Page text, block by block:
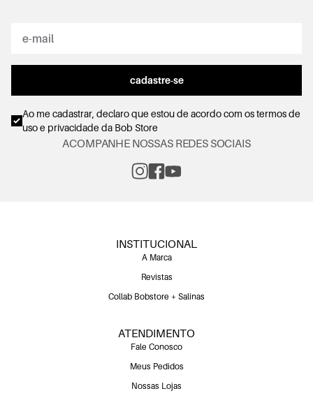
cadastre-se
Ao me cadastrar, declaro que estou de acordo com ostermos de
uso e privacidadeda Bob Store
ACOMPANHE NOSSAS REDES SOCIAIS
INSTITUCIONAL
A Marca
Revistas
Collab Bobstore + Salinas
ATENDIMENTO
Fale Conosco
Meus Pedidos
Nossas Lojas